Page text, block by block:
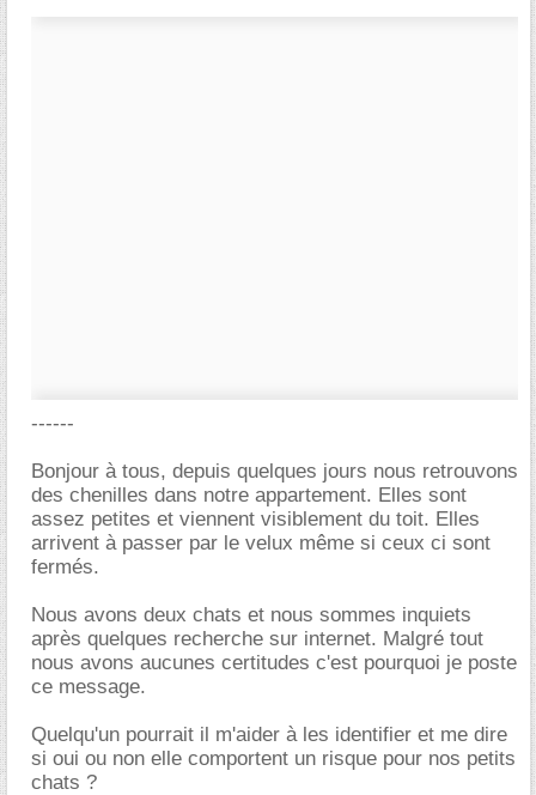
------
Bonjour à tous, depuis quelques jours nous retrouvons
des chenilles dans notre appartement. Elles sont
assez petites et viennent visiblement du toit. Elles
arrivent à passer par le velux même si ceux ci sont
fermés.
Nous avons deux chats et nous sommes inquiets
après quelques recherche sur internet. Malgré tout
nous avons aucunes certitudes c'est pourquoi je poste
ce message.
Quelqu'un pourrait il m'aider à les identifier et me dire
si oui ou non elle comportent un risque pour nos petits
chats ?